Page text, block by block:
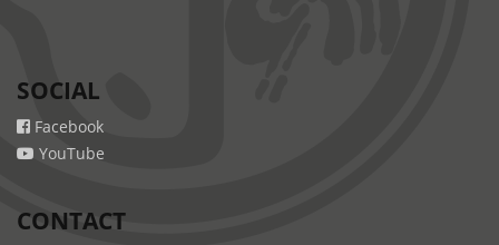
SOCIAL
Facebook
YouTube
CONTACT